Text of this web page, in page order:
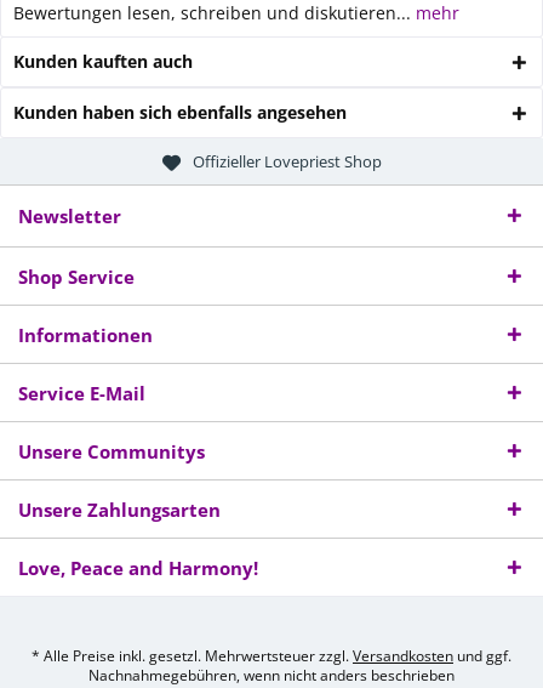
Bewertungen lesen, schreiben und diskutieren... mehr
Kunden kauften auch
Kunden haben sich ebenfalls angesehen
Offizieller Lovepriest Shop
Newsletter
Shop Service
Informationen
Service E-Mail
Unsere Communitys
Unsere Zahlungsarten
Love, Peace and Harmony!
* Alle Preise inkl. gesetzl. Mehrwertsteuer zzgl.Versandkosten und ggf.
Nachnahmegebühren, wenn nicht anders beschrieben